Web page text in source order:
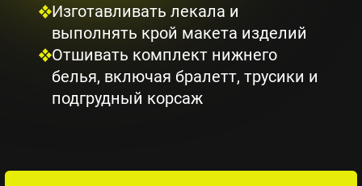
Изготавливать лекала и
выполнять крой макета изделий
Отшивать комплект нижнего
белья, включая бралетт, трусики и
подгрудный корсаж